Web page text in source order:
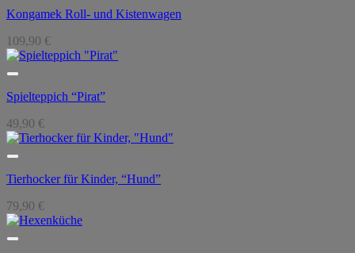
Kongamek Roll- und Kistenwagen
109,90 €
Spielteppich “Pirat”
49,90 €
Tierhocker für Kinder, “Hund”
79,90 €